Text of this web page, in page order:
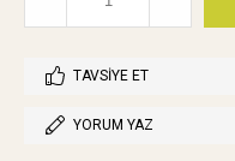
TAVSIYE ET
YORUM YAZ